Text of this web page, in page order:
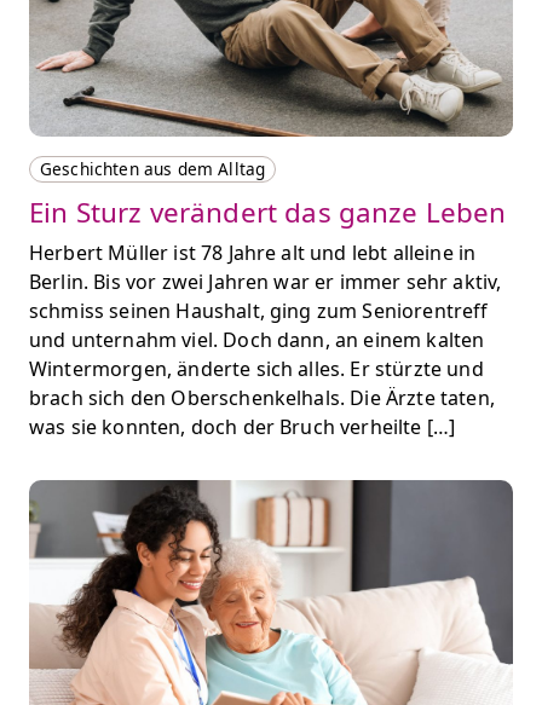
Geschichten aus dem Alltag
Ein Sturz verändert das ganze Leben
Herbert Müller ist 78 Jahre alt und lebt alleine in
Berlin. Bis vor zwei Jahren war er immer sehr aktiv,
schmiss seinen Haushalt, ging zum Seniorentreff
und unternahm viel. Doch dann, an einem kalten
Wintermorgen, änderte sich alles. Er stürzte und
brach sich den Oberschenkelhals. Die Ärzte taten,
was sie konnten, doch der Bruch verheilte […]